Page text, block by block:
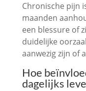
Chronische pijn
maanden
een blessure of
duidelijke
aanwezig zijn of
Hoe
dagelijks